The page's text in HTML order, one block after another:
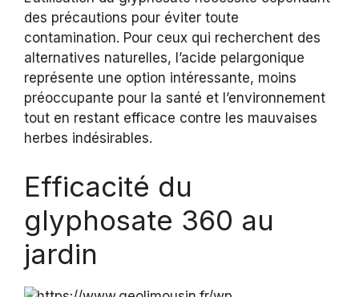
des précautions pour éviter toute
contamination. Pour ceux qui recherchent des
alternatives naturelles, l’acide pelargonique
représente une option intéressante, moins
préoccupante pour la santé et l’environnement
tout en restant efficace contre les mauvaises
herbes indésirables.
Efficacité du
glyphosate 360 au
jardin